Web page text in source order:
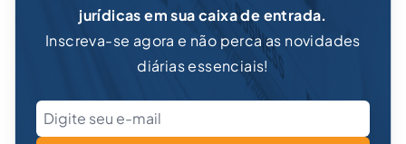
jurídicas em sua caixa de entrada.
Inscreva-se agora e não perca as novidades
diárias essenciais!